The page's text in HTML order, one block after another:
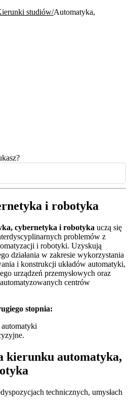
studiów Automatyka,
i robotyka
cybernetyka i robotyka uczą się
problemów z
i robotyki. Uzyskują
działania w zakresie wykorzystania
i konstrukcji układów automatyki,
urządzeń przemysłowych oraz
centrów
stopnia:
kierunku automatyka,
technicznych, umysłach